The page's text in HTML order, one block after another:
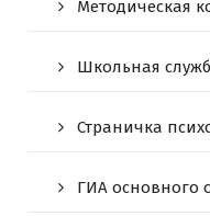
Методическая
Школьная
Страничка
ГИА основного